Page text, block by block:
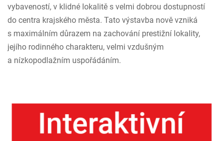
vybaveností, v klidné lokalitě s velmi dobrou dostupností
do centra krajského města. Tato výstavba nově vzniká
s maximálním důrazem na zachování prestižní lokality,
jejího rodinného charakteru, velmi vzdušným
a nízkopodlažním uspořádáním.